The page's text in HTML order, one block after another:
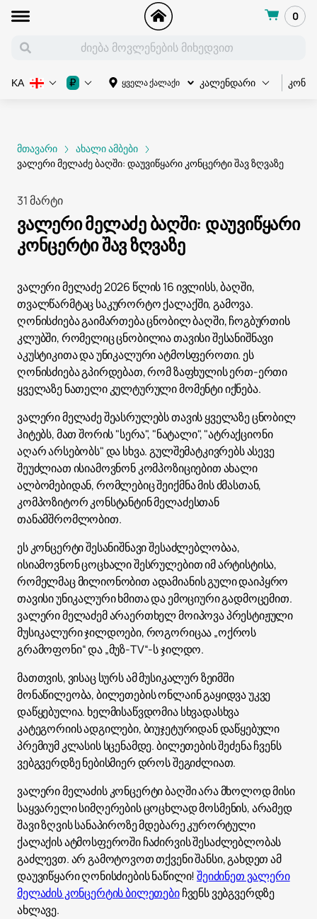
0
ყველა ქალაქი კალენდარი
KA ₽
მთავარი
ახალი ამბები
ვალერი მელაძე ბაღში: დაუვიწყარი კონცერტი შავ ზღვაზე
31 მარტი
ვალერი მელაძე ბაღში: დაუვიწყარი
კონცერტი შავ ზღვაზე
ვალერი მელაძე 2026 წლის 16 ივლისს, ბაღში,
თვალწარმტაც საკურორტო ქალაქში, გამოვა.
ღონისძიება გაიმართება ცნობილ ბაღში, ჩოგბურთის
კლუბში, რომელიც ცნობილია თავისი შესანიშნავი
აკუსტიკითა და უნიკალური ატმოსფეროთი. ეს
ღონისძიება გპირდებათ, რომ ზაფხულის ერთ-ერთი
ყველაზე ნათელი კულტურული მომენტი იქნება.
ვალერი მელაძე შეასრულებს თავის ყველაზე ცნობილ
ჰიტებს, მათ შორის "სერა", "ნატალი", "ატრაქციონი
აღარ არსებობს" და სხვა. გულშემატკივრებს ასევე
შეუძლიათ ისიამოვნონ კომპოზიციებით ახალი
ალბომებიდან, რომლებიც შეიქმნა მის ძმასთან,
კომპოზიტორ კონსტანტინ მელაძესთან
თანამშრომლობით.
ეს კონცერტი შესანიშნავი შესაძლებლობაა,
ისიამოვნონ ცოცხალი შესრულებით იმ არტისტისა,
რომელმაც მილიონობით ადამიანის გული დაიპყრო
თავისი უნიკალური ხმითა და ემოციური გადმოცემით.
ვალერი მელაძემ არაერთხელ მოიპოვა პრესტიჟული
მუსიკალური ჯილდოები, როგორიცაა „ოქროს
გრამოფონი“ და „მუზ-TV“-ს ჯილდო.
მათთვის, ვისაც სურს ამ მუსიკალურ ზეიმში
მონაწილეობა, ბილეთების ონლაინ გაყიდვა უკვე
დაწყებულია. ხელმისაწვდომია სხვადასხვა
კატეგორიის ადგილები, ბიუჯეტურიდან დაწყებული
პრემიუმ კლასის სცენამდე. ბილეთების შეძენა ჩვენს
ვებგვერდზე ნებისმიერ დროს შეგიძლიათ.
ვალერი მელაძის კონცერტი ბაღში არა მხოლოდ მისი
საყვარელი სიმღერების ცოცხლად მოსმენის, არამედ
შავი ზღვის სანაპიროზე მდებარე კურორტული
ქალაქის ატმოსფეროში ჩაძირვის შესაძლებლობას
გაძლევთ. არ გამოტოვოთ თქვენი შანსი, გახდეთ ამ
დაუვიწყარი ღონისძიების ნაწილი!შეიძინეთ ვალერი
მელაძის კონცერტის ბილეთებიჩვენს ვებგვერდზე
ახლავე.